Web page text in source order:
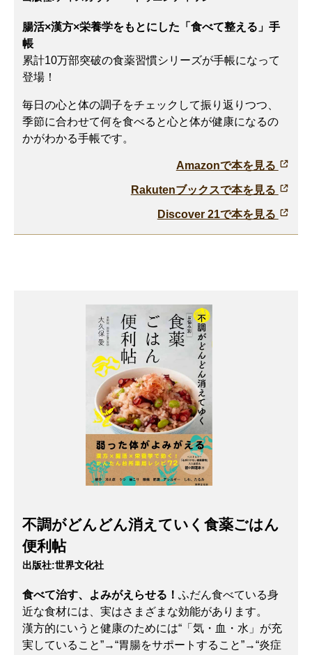
腸活×漢方×栄養学をもとにした「食べて整える」手
帳
累計10万部突破の食薬習慣シリーズが手帳になって
登場！
毎日の心と体の調子をチェックして振り返りつつ、
季節に合わせて何を食べると心と体が健康になるの
かがわかる手帳です。
Amazonで本を見る
Rakutenブックスで本を見る
Discover 21で本を見る
不調がどんどん消えていく食薬ごはん
便利帖
出版社:世界文化社
食べて治す、よみがえらせる！ふだん食べている身
近な食材には、実はさまざまな効能があります。
漢方的にいうと健康のためには“「気・血・水」が充
実していること”→“胃腸をサポートすること”→“炎症